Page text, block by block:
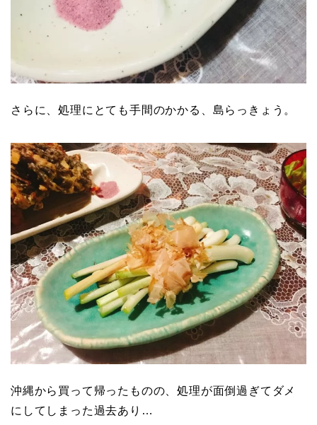
さらに、処理にとても手間のかかる、島らっきょう。
沖縄から買って帰ったものの、処理が面倒過ぎてダメ
にしてしまった過去あり…